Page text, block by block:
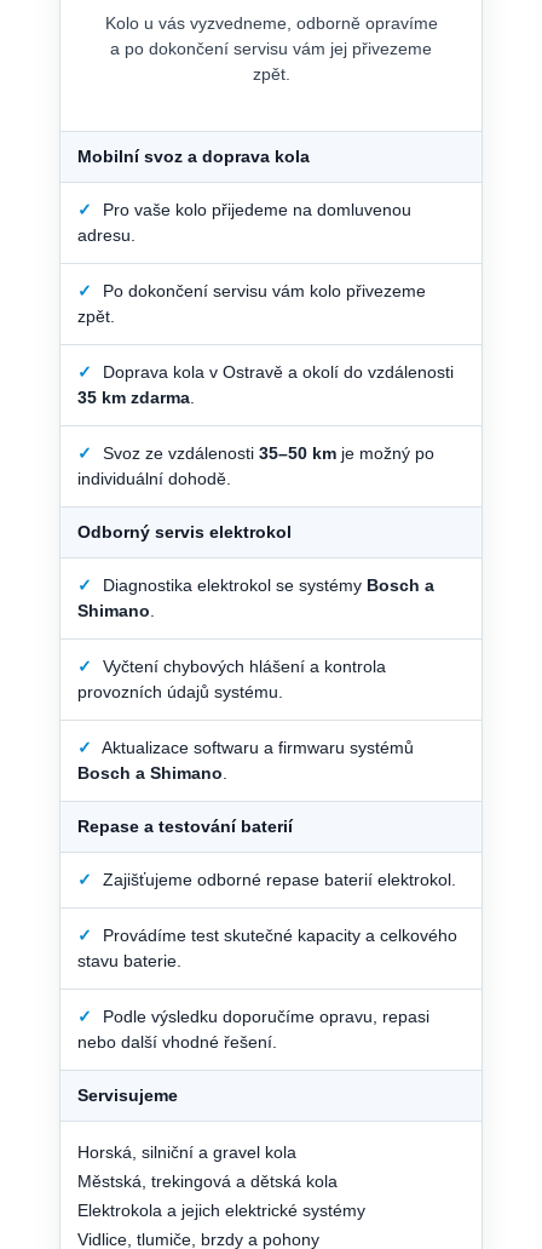
Kolo u vás vyzvedneme, odborně opravíme
a po dokončení servisu vám jej přivezeme
zpět.
Mobilní svoz a doprava kola
✓
Pro vaše kolo přijedeme na domluvenou
adresu.
✓
Po dokončení servisu vám kolo přivezeme
zpět.
✓
Doprava kola v Ostravě a okolí do vzdálenosti
35 km zdarma
✓ Svoz ze vzdálenosti 35–50 km je možný po
individuální dohodě.
Odborný servis elektrokol
✓ Diagnostika elektrokol se systémy Bosch a
Shimano
✓
Vyčtení chybových hlášení a kontrola
provozních údajů systému.
✓
Aktualizace softwaru a firmwaru systémů
Bosch a Shimano
Repase a testování baterií
✓ Zajišťujeme odborné repase baterií elektrokol.
✓
Provádíme test skutečné kapacity a celkového
stavu baterie.
✓
Podle výsledku doporučíme opravu, repasi
nebo další vhodné řešení.
Servisujeme
Horská, silniční a gravel kola
Městská, trekingová a dětská kola
Elektrokola a jejich elektrické systémy
Vidlice, tlumiče, brzdy a pohony